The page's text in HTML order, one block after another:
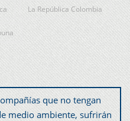
La República Colombia
que no tengan
medio ambiente, sufrirán